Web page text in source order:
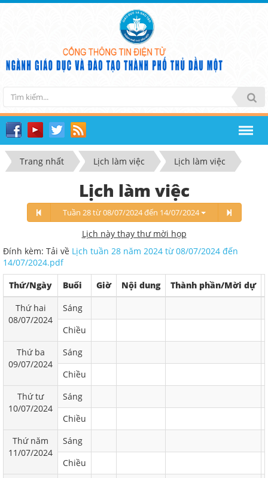
Trang nhất Lịch làm việc Lịch làm việc
Lịch làm việc
Tuần 28 từ 08/07/2024 đến 14/07/2024
Lịch này thay thư mời họp
Đính kèm: Tải về Lịch tuần 28 năm 2024 từ 08/07/2024 đến
14/07/2024.pdf
Thứ/Ngày
Buổi Giờ Nội dung Thành phần/Mời dự
Thứ hai
08/07/2024
Sáng
Chiều
Thứ ba
09/07/2024
Sáng
Chiều
Thứ tư
10/07/2024
Sáng
Chiều
Thứ năm
11/07/2024
Sáng
Chiều